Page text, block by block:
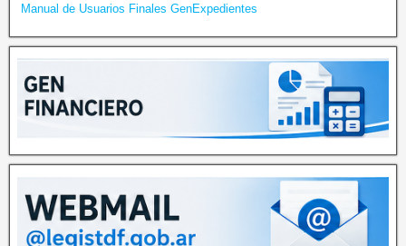
Manual de Usuarios Finales GenExpedientes